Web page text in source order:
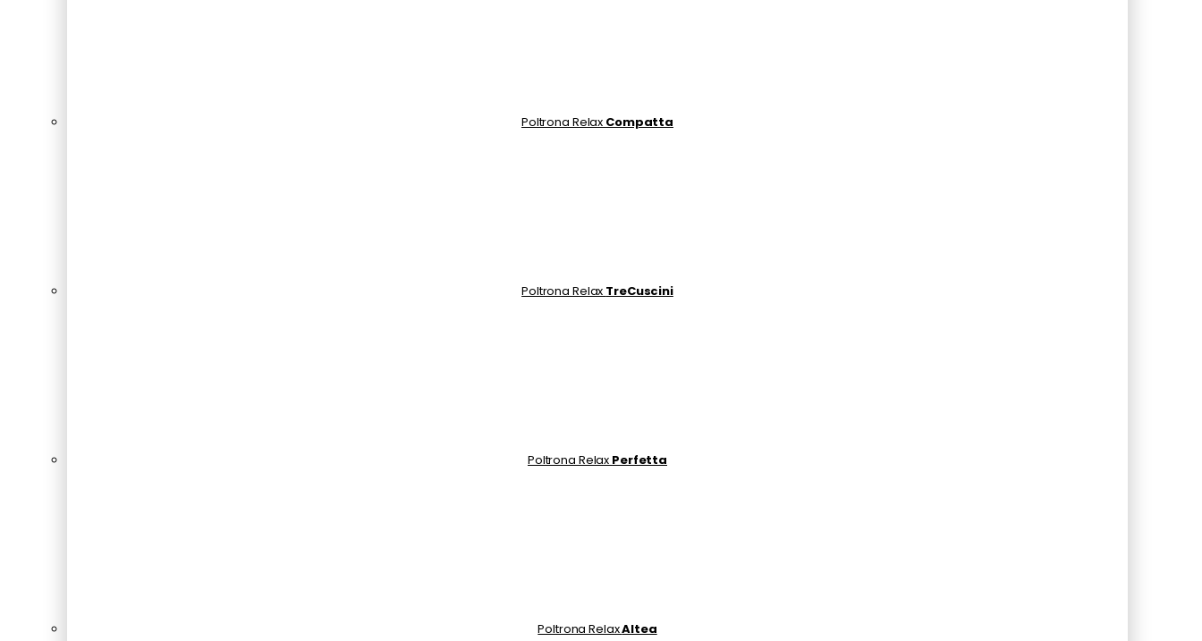
Poltrona Relax Compatta
Poltrona Relax TreCuscini
Poltrona Relax Perfetta
Poltrona RelaxAltea